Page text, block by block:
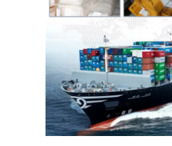
المدرفلة على الساخن
المدرفلة على الساخن